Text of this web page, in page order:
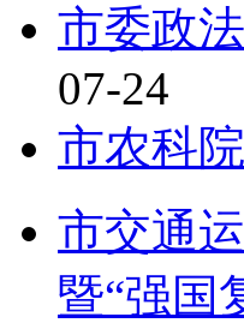
市委政
07-24
市农科
市交通
暨“强国